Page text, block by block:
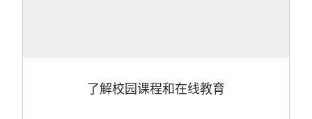
了解校园课程和在线教育